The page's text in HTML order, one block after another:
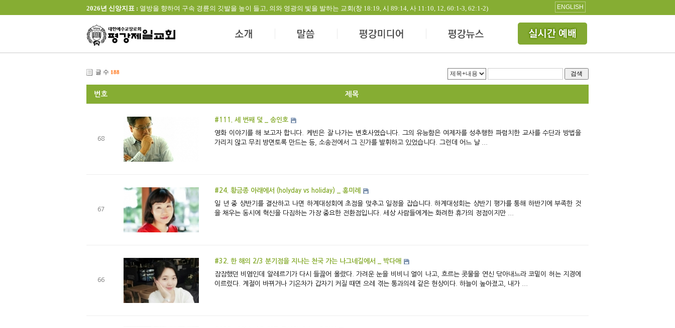
2026년 신앙지표 : 열방을 향하여 구속 경륜의 깃발을 높이 들고, 의와 영광의 빛을 발하는 교회(창 18:19, 시 89:14, 사 11:10, 12, 60:1-3, 62:1-2) ENGLISH
글 수 188 검색
번호 제목
68
#111. 세 번째 덫 _ 송인호
영화 이야기를 해 보고자 합니다. 케빈은 잘 나가는 변호사였습니다. 그의 유능함은 여제자를 성추행한 파렴치한 교사를 수단과 방법을
가리지 않고 무죄 방면토록 만드는 등, 소송전에서 그 진가를 발휘하고 있었습니다. 그런데 어느 날 ...
67
#24. 황금종 아래에서 (holyday vs holiday) _ 홍미례
일 년 중 상반기를 결산하고 나면 하계대성회에 초점을 맞추고 일정을 잡습니다. 하계대성회는 상반기 평가를 통해 하반기에 부족한 것
을 채우는 동시에 혁신을 다짐하는 가장 중요한 전환점입니다. 세상 사람들에게는 화려한 휴가의 정점이지만 ...
66
#32. 한 해의 2/3 분기점을 지나는 천국 가는 나그네길에서 _ 박다애
잠잠했던 비염인데 알레르기가 다시 들끓어 올랐다. 가려운 눈을 비비니 열이 나고, 흐르는 콧물을 연신 닦아내느라 코밑이 허는 지경에
이르렀다. 계절이 바뀌거나 기온차가 갑자기 커질 때면 으레 겪는 통과의례 같은 현상이다. 하늘이 높아졌고, 내가 ...